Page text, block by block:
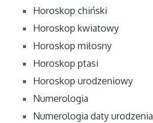
Horoskop chiński
Horoskop kwiatowy
Horoskop miłosny
Horoskop ptasi
Horoskop urodzeniowy
Numerologia
Numerologia daty urodzenia